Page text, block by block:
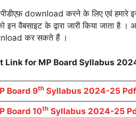
download करने के लिए एवं हमारे
इन वैबसाइट के द्वारा जारी किया
कर सकते हैं ।
Link for MP Board Syllabus
Board 9thSyllabus 2024-25
Board 10thSyllabus 2024-25